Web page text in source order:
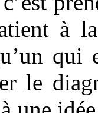
à
qui
le